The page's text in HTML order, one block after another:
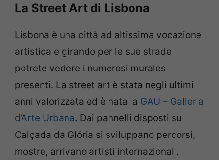
La Street Art di Lisbona
Lisbona è una città ad altissima vocazione
artistica e girando per le sue strade
potrete vedere i numerosi murales
presenti. La street art è stata negli ultimi
anni valorizzata ed è nata la GAU – Galleria
d’Arte Urbana. Dai pannelli disposti su
Calçada da Glória si sviluppano percorsi,
mostre, arrivano artisti internazionali.